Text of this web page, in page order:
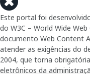
Este portal foi
do W3C – World Wide
documento Web Content
atender as exigências do
2004, que torna
eletrônicos da